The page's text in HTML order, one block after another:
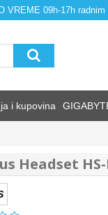
VREME 09h-17h radnim
i kupovina
Headset